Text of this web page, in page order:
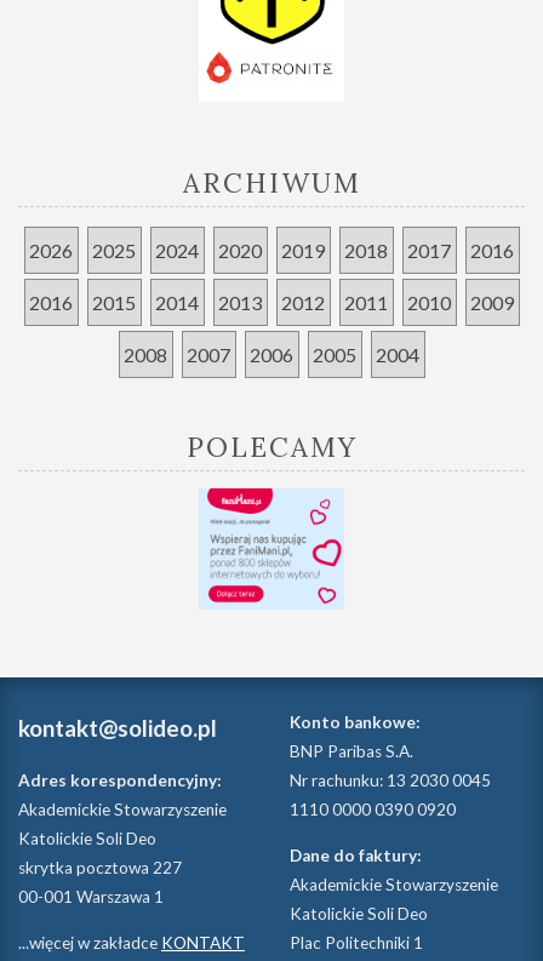
ARCHIWUM
2026 2025 2024 2020 2019 2018 2017 2016
2016 2015 2014 2013 2012 2011 2010 2009
2008 2007 2006 2005 2004
POLECAMY
kontakt@solideo.pl
Adres korespondencyjny:
Akademickie Stowarzyszenie
Katolickie Soli Deo
skrytka pocztowa 227
00-001 Warszawa 1
...więcej w zakładce KONTAKT
Konto bankowe:
BNP Paribas S.A.
Nr rachunku: 13 2030 0045
1110 0000 0390 0920
Dane do faktury:
Akademickie Stowarzyszenie
Katolickie Soli Deo
Plac Politechniki 1